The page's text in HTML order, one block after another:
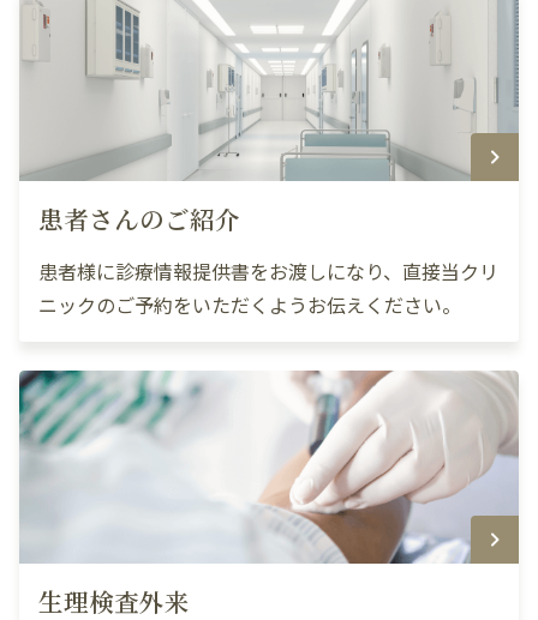
患者さんのご紹介
患者様に診療情報提供書をお渡しになり、直接当クリ
ニックのご予約をいただくようお伝えください。
生理検査外来